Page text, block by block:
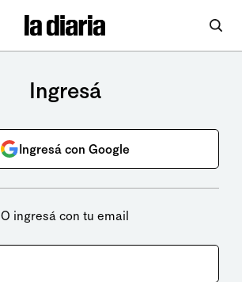
Ingresá
Ingresá con Google
O ingresá con tu email